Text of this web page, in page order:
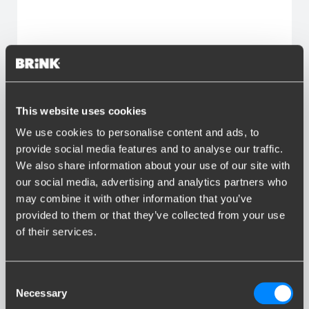
This website uses cookies
We use cookies to personalise content and ads, to
provide social media features and to analyse our traffic.
We also share information about your use of our site with
our social media, advertising and analytics partners who
may combine it with other information that you’ve
provided to them or that they’ve collected from your use
of their services.
Selection
Necessary